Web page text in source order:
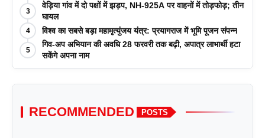
पत्रिकाओं में प्रकाशन रणनीतियों पर एक दिवसीय कार्यशाला का
आयोजन किया
3
वेड़िया गांव में दो पक्षों में झड़प, NH-925A पर वाहनों में तोड़फोड़; तीन
घायल
4 विश्व का सबसे बड़ा महामृत्युंजय यंत्र: प्रयागराज में भूमि पूजन संपन्न
5
गिव-अप अभियान की अवधि 28 फरवरी तक बढ़ी, अपात्र लाभार्थी हटा
सकेंगे अपना नाम
RECOMMENDED POSTS